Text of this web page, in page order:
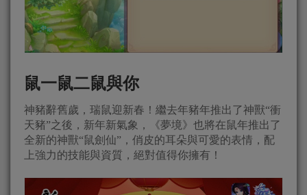
鼠一鼠二鼠與你
神豬辭舊歲，瑞鼠迎新春！繼去年豬年推出了神獸“衝
天豬”之後，新年新氣象，《夢境》也將在鼠年推出了
全新的神獸“鼠劍仙”，俏皮的耳朵與可愛的表情，配
上強力的技能與資質，絕對值得你擁有！